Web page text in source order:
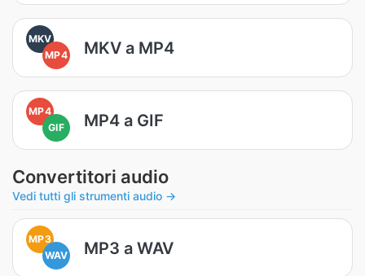
MKV
MP4
MKV a MP4
MP4
GIF
MP4 a GIF
Convertitori audio
Vedi tutti gli strumenti audio →
MP3
WAV
MP3 a WAV